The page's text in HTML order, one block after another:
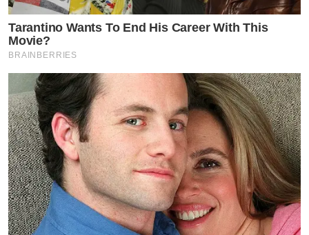
Tarantino Wants To End His Career With This
Movie?
BRAINBERRIES